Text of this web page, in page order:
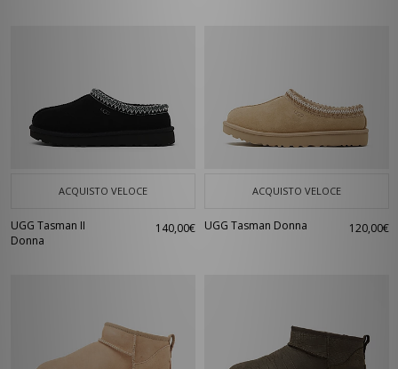
ACQUISTO VELOCE
UGG Tasman II
Donna
140,00€
ACQUISTO VELOCE
UGG Tasman Donna 120,00€